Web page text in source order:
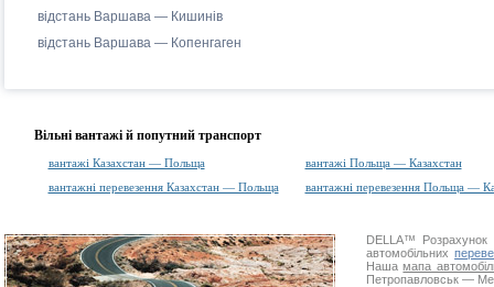
відстань Варшава — Кишинів
відстань Варшава — Копенгаген
Вільні вантажі й попутний транспорт
вантажі Казахстан — Польща
вантажі Польща — Казахстан
вантажні перевезення Казахстан — Польща
вантажні перевезення Польща —
DELLA™ Розрахунок
автомобільних
Нашамапа
Петропавловськ —